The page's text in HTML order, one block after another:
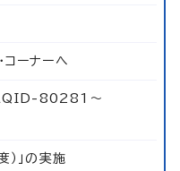
ーナーへ
80281～
）」の実施